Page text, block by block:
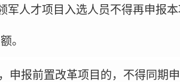
军人才项目入选人员不得再申报
。
申报前置改革项目的，不得同期